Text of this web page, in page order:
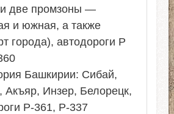
и две промзоны —
и южная, а также
города), автодороги Р
Башкирии: Сибай,
Акъяр, Инзер, Белорецк,
Р-361, Р-337